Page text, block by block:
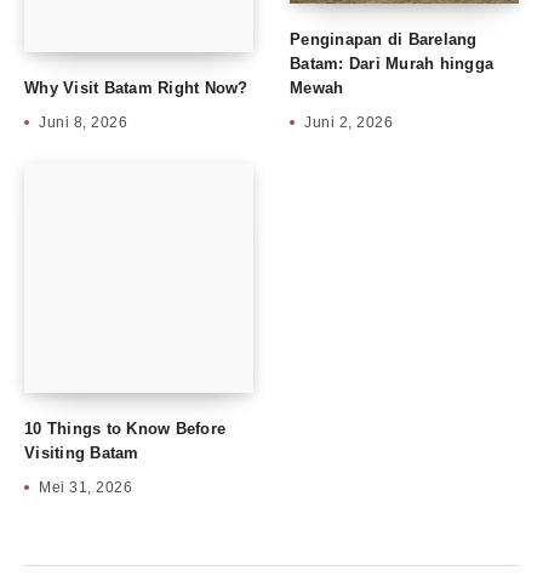
Why Visit Batam Right Now?
Juni 8, 2026
Penginapan di Barelang
Batam: Dari Murah hingga
Mewah
Juni 2, 2026
10 Things to Know Before
Visiting Batam
Mei 31, 2026